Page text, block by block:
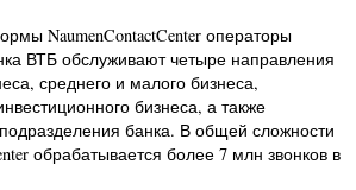
NaumenContactCenter операторы
ВТБ обслуживают четыре направления
среднего и малого бизнеса,
бизнеса, а также
банка. В общей сложности
обрабатывается более 7 млн звонков в